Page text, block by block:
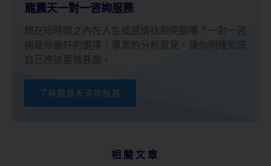
龍震天一對一咨詢服務
想在短時間之內在人生或感情找到突破嗎？一對一咨
詢是你最好的選擇；專業的分析意見，讓你明確知道
自己應該要做甚麼。
了解龍震天咨詢服務
相關文章